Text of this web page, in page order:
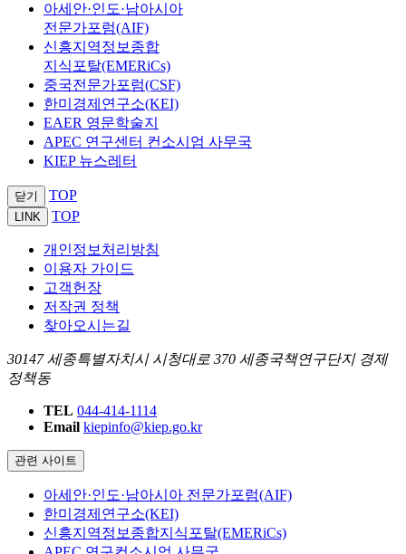
아세안·인도·남아시아
전문가포럼(AIF)
신흥지역정보종합
지식포탈(EMERiCs)
중국전문가포럼(CSF)
한미경제연구소(KEI)
EAER 영문학술지
APEC 연구센터 컨소시엄 사무국
KIEP 뉴스레터
닫기 TOP
LINK TOP
개인정보처리방침
이용자 가이드
고객헌장
저작권 정책
찾아오시는길
30147 세종특별자치시 시청대로 370 세종국책연구단지 경제
정책동
TEL 044-414-1114
Email kiepinfo@kiep.go.kr
관련 사이트
아세안·인도·남아시아 전문가포럼(AIF)
한미경제연구소(KEI)
신흥지역정보종합지식포탈(EMERiCs)